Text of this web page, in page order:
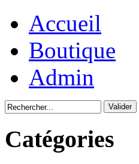
Accueil
Boutique
Admin
Catégories